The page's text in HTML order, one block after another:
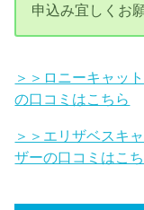
申込み宜しくお
＞＞ロニーキャッ
の口コミはこちら
＞＞エリザベスキ
ザーの口コミはこ